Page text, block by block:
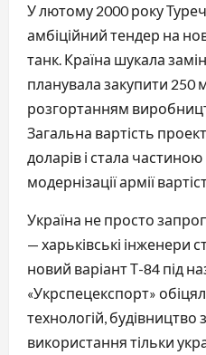
У лютому 2000 року
амбіційний тендер на
танк. Країна шукала
планувала закупити
розгортанням
Загальна вартість
доларів і стала
модернізації армії
Україна не просто
— харьківські інженери
новий варіант Т-84 під
«Укрспецекспорт»
технологій, будівництво
використання тільки